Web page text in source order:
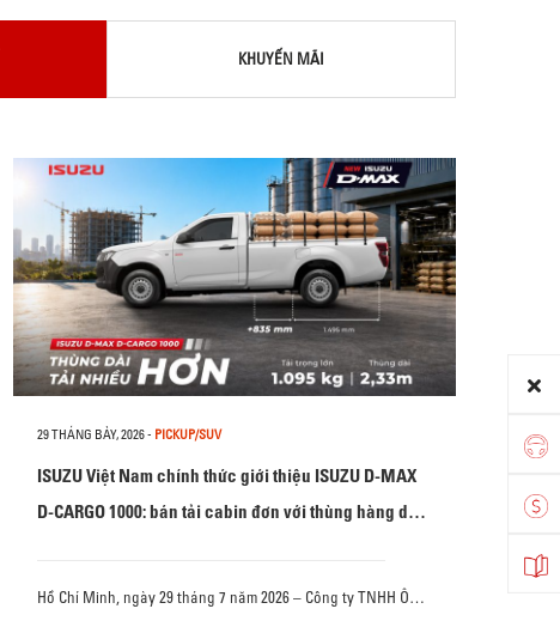
KHUYẾN MÃI
29 THÁNG BẢY, 2026- PICKUP/SUV
ISUZU Việt Nam chính thức giới thiệu ISUZU D-MAX
D-CARGO 1000: bán tải cabin đơn với thùng hàng dài
Hồ Chí Minh, ngày 29 tháng 7 năm 2026 – Công ty TNHH Ô…